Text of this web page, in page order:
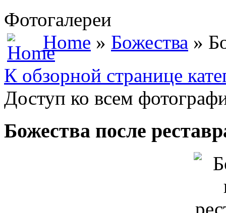
Фотогалереи
Home » Божества »
К обзорной странице
Доступ ко всем
Божества после